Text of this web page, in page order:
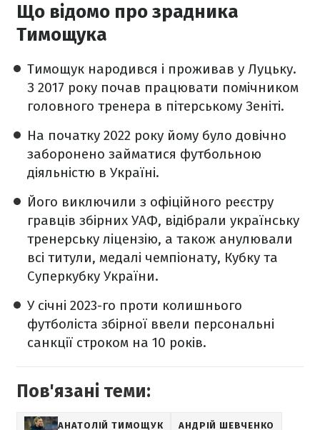
Що відомо про зрадника
Тимощука
Тимощук народився і проживав у Луцьку.
З 2017 року почав працювати помічником
головного тренера в пітерському Зеніті.
На початку 2022 року йому було довічно
заборонено займатися футбольною
діяльністю в Україні.
Його виключили з офіційного реєстру
гравців збірних УАФ, відібрали українську
тренерську ліцензію, а також анулювали
всі титули, медалі чемпіонату, Кубку та
Суперкубку України.
У січні 2023-го проти колишнього
футболіста збірної ввели персональні
санкції строком на 10 років.
Пов'язані теми:
АНАТОЛІЙ ТИМОЩУК АНДРІЙ ШЕВЧЕНКО